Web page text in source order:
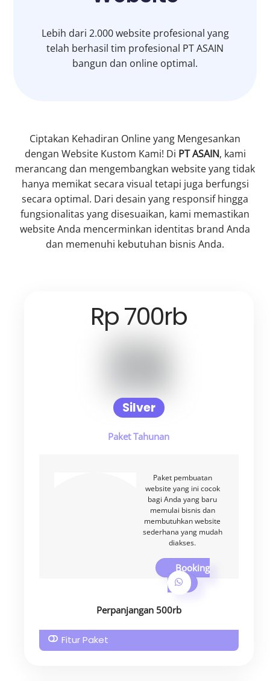
Lebih dari 2.000 website profesional yang
telah berhasil tim profesional PT ASAIN
bangun dan online optimal.
Ciptakan Kehadiran Online yang Mengesankan
dengan Website Kustom Kami! Di PT ASAIN, kami
merancang dan mengembangkan website yang tidak
hanya memikat secara visual tetapi juga berfungsi
secara optimal. Dari desain yang responsif hingga
fungsionalitas yang disesuaikan, kami memastikan
website Anda mencerminkan identitas brand Anda
dan memenuhi kebutuhan bisnis Anda.
Rp 700rb
Silver
Paket Tahunan
Paket pembuatan
website yang ini cocok
bagi Anda yang baru
memulai bisnis dan
membutuhkan website
sederhana yang mudah
diakses.
Booking
Perpanjangan 500rb
Fitur Paket